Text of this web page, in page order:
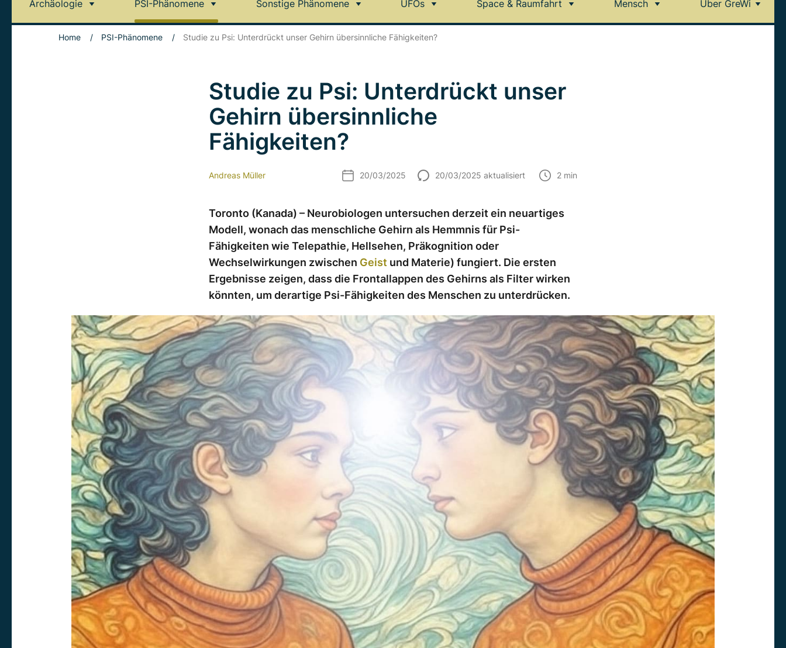
Archäologie PSI-Phänomene Sonstige Phänomene UFOs Space & Raumfahrt Mensch Über GreWi
Home / PSI-Phänomene / Studie zu Psi: Unterdrückt unser Gehirn übersinnliche Fähigkeiten?
Studie zu Psi: Unterdrückt unser
Gehirn übersinnliche
Fähigkeiten?
Andreas Müller 20/03/2025 20/03/2025 aktualisiert 2 min
Toronto (Kanada) – Neurobiologen untersuchen derzeit ein neuartiges
Modell, wonach das menschliche Gehirn als Hemmnis für Psi-
Fähigkeiten wie Telepathie, Hellsehen, Präkognition oder
Wechselwirkungen zwischen Geist und Materie) fungiert. Die ersten
Ergebnisse zeigen, dass die Frontallappen des Gehirns als Filter wirken
könnten, um derartige Psi-Fähigkeiten des Menschen zu unterdrücken.